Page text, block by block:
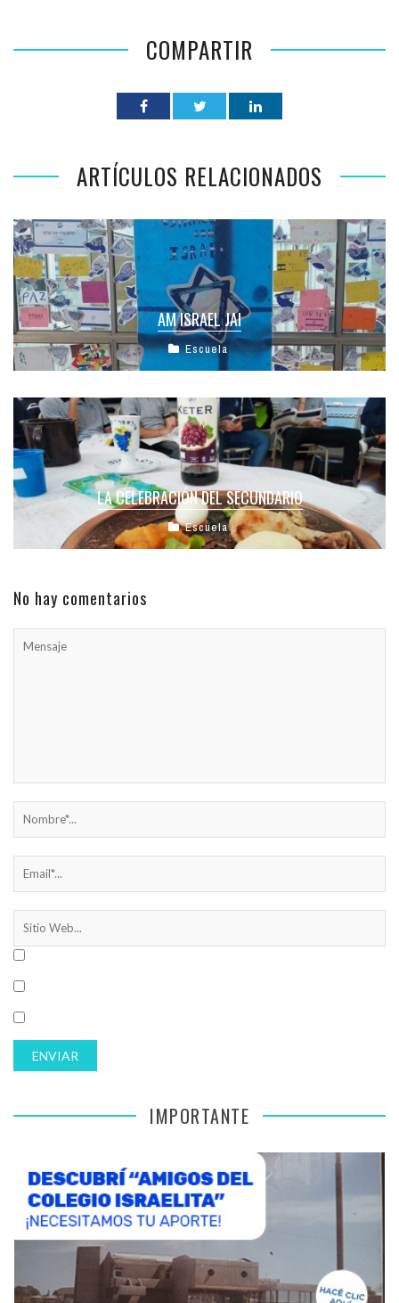
COMPARTIR
ARTÍCULOS RELACIONADOS
AM ISRAEL JAI
Escuela
LA CELEBRACIÓN DEL SECUNDARIO
Escuela
No hay comentarios
IMPORTANTE